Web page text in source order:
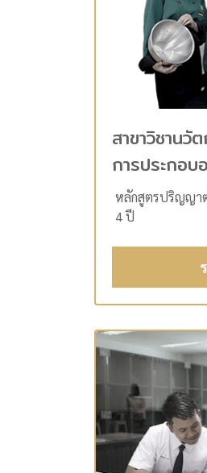
สาขาวิชานวั
การประกอบ
หลักสูตรปริญญา
4 ปี